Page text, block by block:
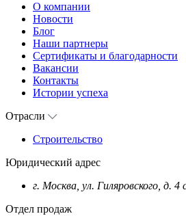
О компании
Новости
Блог
Наши партнеры
Сертификаты и благодарности
Вакансии
Контакты
Истории успеха
Отрасли
Строительство
Юридический адрес
г. Москва, ул. Гиляровского, д.
Отдел продаж